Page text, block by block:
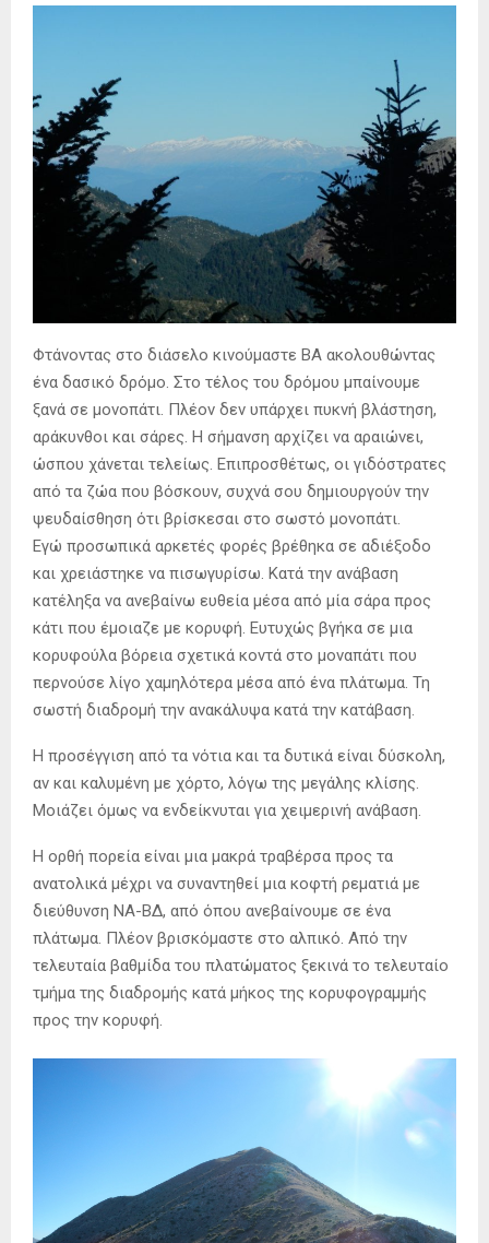
Φτάνοντας στο διάσελο κινούμαστε ΒΑ ακολουθώντας
ένα δασικό δρόμο. Στο τέλος του δρόμου μπαίνουμε
ξανά σε μονοπάτι. Πλέον δεν υπάρχει πυκνή βλάστηση,
αράκυνθοι και σάρες. Η σήμανση αρχίζει να αραιώνει,
ώσπου χάνεται τελείως. Επιπροσθέτως, οι γιδόστρατες
από τα ζώα που βόσκουν, συχνά σου δημιουργούν την
ψευδαίσθηση ότι βρίσκεσαι στο σωστό μονοπάτι.
Εγώ προσωπικά αρκετές φορές βρέθηκα σε αδιέξοδο
και χρειάστηκε να πισωγυρίσω. Κατά την ανάβαση
κατέληξα να ανεβαίνω ευθεία μέσα από μία σάρα προς
κάτι που έμοιαζε με κορυφή. Ευτυχώς βγήκα σε μια
κορυφούλα βόρεια σχετικά κοντά στο μοναπάτι που
περνούσε λίγο χαμηλότερα μέσα από ένα πλάτωμα. Τη
σωστή διαδρομή την ανακάλυψα κατά την κατάβαση.
Η προσέγγιση από τα νότια και τα δυτικά είναι δύσκολη,
αν και καλυμένη με χόρτο, λόγω της μεγάλης κλίσης.
Μοιάζει όμως να ενδείκνυται για χειμερινή ανάβαση.
Η ορθή πορεία είναι μια μακρά τραβέρσα προς τα
ανατολικά μέχρι να συναντηθεί μια κοφτή ρεματιά με
διεύθυνση ΝΑ-ΒΔ, από όπου ανεβαίνουμε σε ένα
πλάτωμα. Πλέον βρισκόμαστε στο αλπικό. Από την
τελευταία βαθμίδα του πλατώματος ξεκινά το τελευταίο
τμήμα της διαδρομής κατά μήκος της κορυφογραμμής
προς την κορυφή.